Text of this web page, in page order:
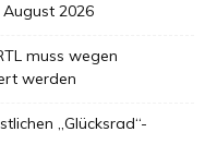
August 2026
muss wegen
werden
„Glücksrad“-